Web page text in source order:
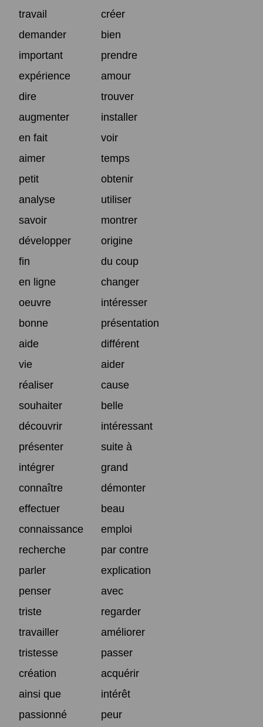
travail
créer
demander
bien
important
prendre
expérience
amour
dire
trouver
augmenter
installer
en fait
voir
aimer
temps
petit
obtenir
analyse
utiliser
savoir
montrer
développer
origine
fin
du coup
en ligne
changer
oeuvre
intéresser
bonne
présentation
aide
différent
vie
aider
réaliser
cause
souhaiter
belle
découvrir
intéressant
présenter
suite à
intégrer
grand
connaître
démonter
effectuer
beau
connaissance
emploi
recherche
par contre
parler
explication
penser
avec
triste
regarder
travailler
améliorer
tristesse
passer
création
acquérir
ainsi que
intérêt
passionné
peur